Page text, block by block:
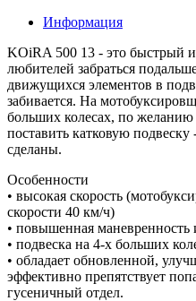
Информация
KOiRA 500 13 - это быстрый
любителей забраться
движущихся элементов в
забивается. На
больших колесах, по
поставить катковую
сделаны.
Особенности
• высокая скорость
скорости 40 км/ч)
• повышенная маневренность
• подвеска на 4-х больших
• обладает обновленной,
эффективно препятствует
гусеничный отдел.